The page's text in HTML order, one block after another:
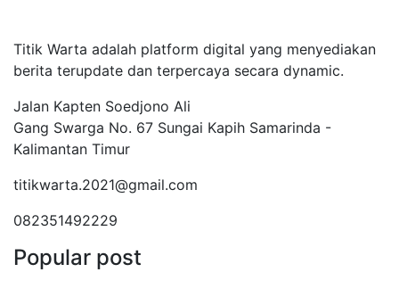
Titik Warta adalah platform digital yang menyediakan
berita terupdate dan terpercaya secara dynamic.
Jalan Kapten Soedjono Ali
Gang Swarga No. 67 Sungai Kapih Samarinda -
Kalimantan Timur
titikwarta.2021@gmail.com
082351492229
Popular post